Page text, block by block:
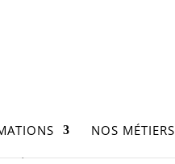
NOS MÉTIERS